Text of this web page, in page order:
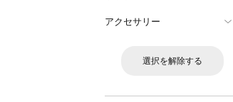
アクセサリー
選択を解除する